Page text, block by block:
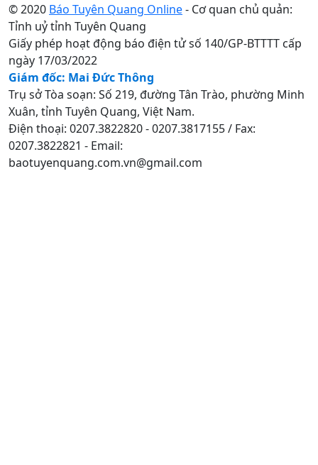
© 2020 Báo Tuyên Quang Online- Cơ quan chủ quản:
Tỉnh uỷ tỉnh Tuyên Quang
Giấy phép hoạt động báo điện tử số 140/GP-BTTTT cấp
ngày 17/03/2022
Giám đốc: Mai Đức Thông
Trụ sở Tòa soạn: Số 219, đường Tân Trào, phường Minh
Xuân, tỉnh Tuyên Quang, Việt Nam.
Điện thoại: 0207.3822820 - 0207.3817155 / Fax:
0207.3822821 - Email:
baotuyenquang.com.vn@gmail.com